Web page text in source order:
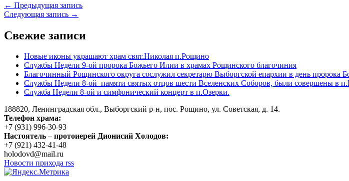
← Предыдущая запись
Следующая запись →
Свежие записи
Новые иконы украшают храм свят.Николая п.Рощино
Службы Недели 9-ой пророка Божьего Илии в храмах Рощинского благочиния
Благочинный Рощинского округа сослужил секретарю Выборгской епархии в день пророка
Службы Недели 8-ой памяти святых отцов шести Вселенских Соборов, были совершены в
Служба Недели 8-ой и симфонический концерт в п.Озерки.
188820, Ленинградская обл., Выборгский р-н, пос. Рощино, ул. Советская, д. 14.
Телефон храма:
+7 (931) 996-30-93
Настоятель – протоиерей Дионисий Холодов:
+7 (921) 432-41-48
holodovd@mail.ru
Новости прихода rss